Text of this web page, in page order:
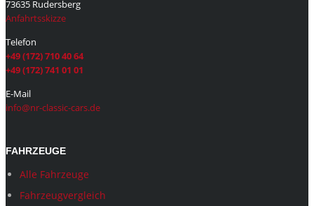
73635 Rudersberg
Anfahrtsskizze
Telefon
+49 (172) 710 40 64
+49 (172) 741 01 01
E-Mail
info@nr-classic-cars.de
FAHRZEUGE
Alle Fahrzeuge
Fahrzeugvergleich